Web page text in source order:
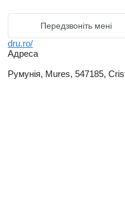
Передзвоніть мені
dru.ro/
Адреса
Румунія, Mures, 547185,